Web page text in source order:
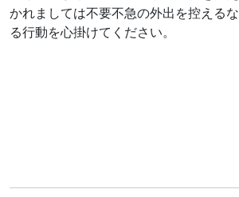
かれましては不要不急の外出を控える
る行動を心掛けてください。